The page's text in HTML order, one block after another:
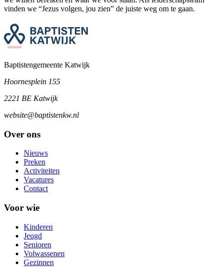
vinden we “Jezus volgen, jou zien” de juiste weg om te gaan.
Baptistengemeente Katwijk
Hoornesplein 155
2221 BE Katwijk
website@baptistenkw.nl
Over ons
Nieuws
Preken
Activiteiten
Vacatures
Contact
Voor wie
Kinderen
Jeugd
Senioren
Volwassenen
Gezinnen